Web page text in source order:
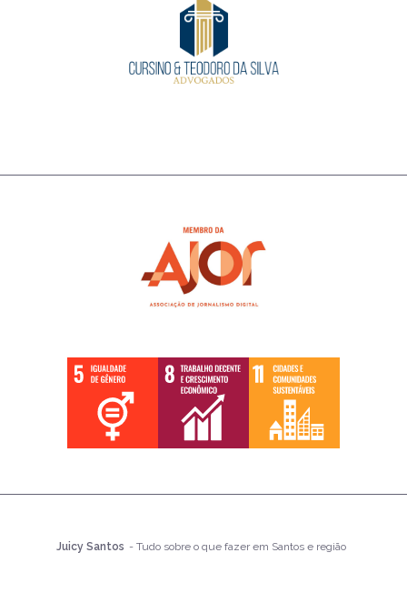
Juicy Santos - Tudo sobre o que fazer em Santos e região